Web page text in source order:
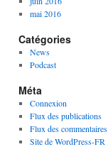
mai 2016
Catégories
News
Podcast
Méta
Connexion
Flux des publications
Flux des commentaires
Site de WordPress-FR